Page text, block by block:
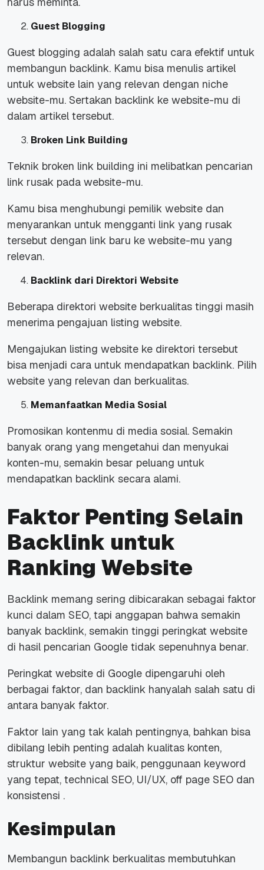
Guest Blogging
Guest blogging adalah salah satu cara efektif untuk
membangun backlink. Kamu bisa menulis artikel
untuk website lain yang relevan dengan niche
website-mu. Sertakan backlink ke website-mu di
dalam artikel tersebut.
Broken Link Building
Teknik broken link building ini melibatkan pencarian
link rusak pada website-mu.
Kamu bisa menghubungi pemilik website dan
menyarankan untuk mengganti link yang rusak
tersebut dengan link baru ke website-mu yang
relevan.
Backlink dari Direktori Website
Beberapa direktori website berkualitas tinggi masih
menerima pengajuan listing website.
Mengajukan listing website ke direktori tersebut
bisa menjadi cara untuk mendapatkan backlink. Pilih
website yang relevan dan berkualitas.
Memanfaatkan Media Sosial
Promosikan kontenmu di media sosial. Semakin
banyak orang yang mengetahui dan menyukai
konten-mu, semakin besar peluang untuk
mendapatkan backlink secara alami.
Faktor Penting Selain
Backlink untuk
Ranking Website
Backlink memang sering dibicarakan sebagai faktor
kunci dalam SEO, tapi anggapan bahwa semakin
banyak backlink, semakin tinggi peringkat website
di hasil pencarian Google tidak sepenuhnya benar.
Peringkat website di Google dipengaruhi oleh
berbagai faktor, dan backlink hanyalah salah satu di
antara banyak faktor.
Faktor lain yang tak kalah pentingnya, bahkan bisa
dibilang lebih penting adalah kualitas konten,
struktur website yang baik, penggunaan keyword
yang tepat, technical SEO, UI/UX, off page SEO dan
konsistensi .
Kesimpulan
Membangun backlink berkualitas membutuhkan